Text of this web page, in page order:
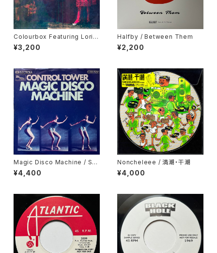
Colourbox Featuring Lorita
Grahame / Baby I Love You
So
¥3,200
Halfby / Between Them
¥2,200
Magic Disco Machine / Scr
atchin'
¥4,400
Noncheleee / 満潮・干潮
¥4,000